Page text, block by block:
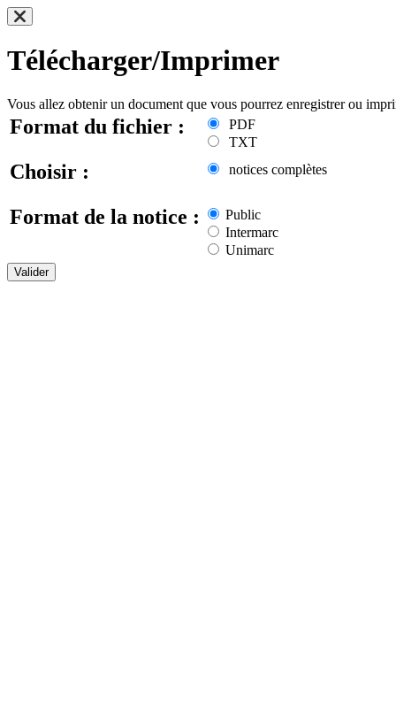
Télécharger/Imprimer
Vous allez obtenir un document que vous pourrez enregistrer ou
Format du fichier :
PDF
TXT
Choisir : notices complètes
Format de la notice :
Public
Intermarc
Unimarc